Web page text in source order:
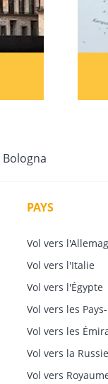
PAYS
Vol vers
Vol vers l'Italie
Vol vers l'Égypte
Vol vers les
Vol vers les
Vol vers la Russie
Vol vers